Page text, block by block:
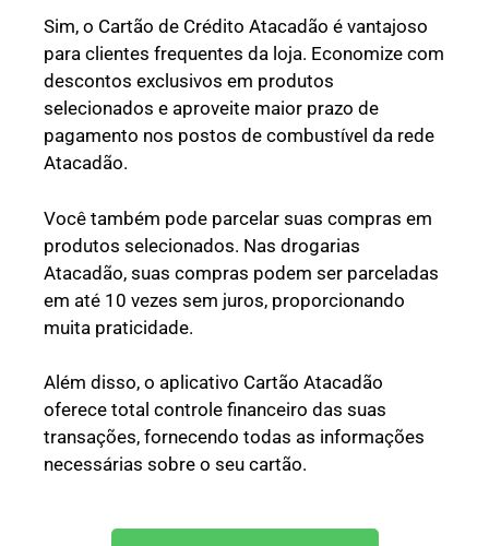
Sim, o Cartão de Crédito Atacadão é vantajoso
para clientes frequentes da loja. Economize com
descontos exclusivos em produtos
selecionados e aproveite maior prazo de
pagamento nos postos de combustível da rede
Atacadão.
Você também pode parcelar suas compras em
produtos selecionados. Nas drogarias
Atacadão, suas compras podem ser parceladas
em até 10 vezes sem juros, proporcionando
muita praticidade.
Além disso, o aplicativo Cartão Atacadão
oferece total controle financeiro das suas
transações, fornecendo todas as informações
necessárias sobre o seu cartão.